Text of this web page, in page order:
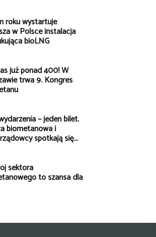
roku wystartuje
w Polsce instalacja
bioLNG
już ponad 400! W
trwa 9. Kongres
– jeden bilet.
biometanowa i
spotkają się...
sektora
to szansa dla